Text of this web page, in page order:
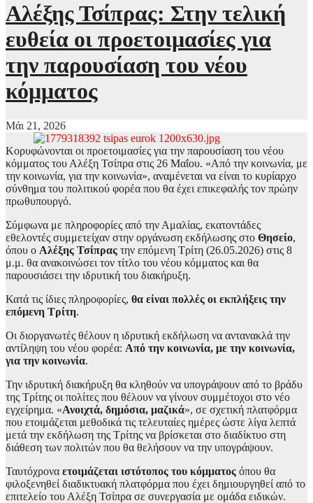
Αλέξης Τσίπρας: Στην τελική
ευθεία οι προετοιμασίες για
την παρουσίαση του νέου
κόμματος
Μάι 21, 2026
Κορυφώνονται οι προετοιμασίες για την παρουσίαση του νέου
κόμματος του Αλέξη Τσίπρα στις 26 Μαΐου. «Από την κοινωνία, με
την κοινωνία, για την κοινωνία», αναμένεται να είναι το κυρίαρχο
σύνθημα του πολιτικού φορέα που θα έχει επικεφαλής τον πρώην
πρωθυπουργό.
Σύμφωνα με πληροφορίες από την Αμαλίας, εκατοντάδες
εθελοντές συμμετείχαν στην οργάνωση εκδήλωσης στο Θησείο,
όπου ο Αλέξης Τσίπρας την επόμενη Τρίτη (26.05.2026) στις 8
μ.μ. θα ανακοινώσει τον τίτλο του νέου κόμματος και θα
παρουσιάσει την ιδρυτική του διακήρυξη.
Κατά τις ίδιες πληροφορίες, θα είναι πολλές οι εκπλήξεις την
επόμενη Τρίτη.
Οι διοργανωτές θέλουν η ιδρυτική εκδήλωση να αντανακλά την
αντίληψη του νέου φορέα: Από την κοινωνία, με την κοινωνία,
για την κοινωνία.
Την ιδρυτική διακήρυξη θα κληθούν να υπογράψουν από το βράδυ
της Τρίτης οι πολίτες που θέλουν να γίνουν συμμέτοχοι στο νέο
εγχείρημα. «Ανοιχτά, δημόσια, μαζικά», σε σχετική πλατφόρμα
που ετοιμάζεται μεθοδικά τις τελευταίες ημέρες ώστε λίγα λεπτά
μετά την εκδήλωση της Τρίτης να βρίσκεται στο διαδίκτυο στη
διάθεση των πολιτών που θα θελήσουν να την υπογράψουν.
Ταυτόχρονα ετοιμάζεται ιστότοπος του κόμματος όπου θα
φιλοξενηθεί διαδικτυακή πλατφόρμα που έχει δημιουργηθεί από το
επιτελείο του Αλέξη Τσίπρα σε συνεργασία με ομάδα ειδικών.